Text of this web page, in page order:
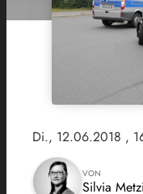
Di., 12.06.2018 ,
VON
Silvia